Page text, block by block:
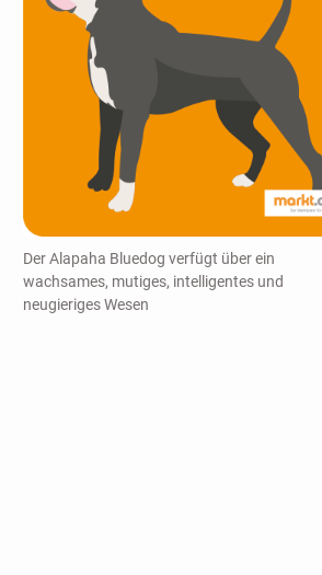
Der Alapaha Bluedog verfügt über ein
wachsames, mutiges, intelligentes und
neugieriges Wesen